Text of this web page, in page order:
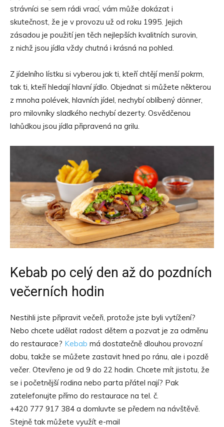
strávníci se sem rádi vrací, vám může dokázat i
skutečnost, že je v provozu už od roku 1995. Jejich
zásadou je použití jen těch nejlepších kvalitních surovin,
z nichž jsou jídla vždy chutná i krásná na pohled.
Z jídelního lístku si vyberou jak ti, kteří chtějí menší pokrm,
tak ti, kteří hledají hlavní jídlo. Objednat si můžete některou
z mnoha polévek, hlavních jídel, nechybí oblíbený dönner,
pro milovníky sladkého nechybí dezerty. Osvědčenou
lahůdkou jsou jídla připravená na grilu.
Kebab po celý den až do pozdních
večerních hodin
Nestihli jste připravit večeři, protože jste byli vytížení?
Nebo chcete udělat radost dětem a pozvat je za odměnu
do restaurace? Kebab má dostatečně dlouhou provozní
dobu, takže se můžete zastavit hned po ránu, ale i pozdě
večer. Otevřeno je od 9 do 22 hodin. Chcete mít jistotu, že
se i početnější rodina nebo parta přátel nají? Pak
zatelefonujte přímo do restaurace na tel. č.
+420 777 917 384 a domluvte se předem na návštěvě.
Stejně tak můžete využít e-mail